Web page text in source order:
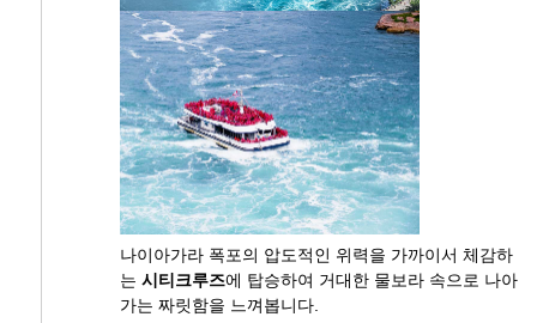
나이아가라 폭포의 압도적인 위력을 가까이서 체감하
는 시티크루즈에 탑승하여 거대한 물보라 속으로 나아
가는 짜릿함을 느껴봅니다.